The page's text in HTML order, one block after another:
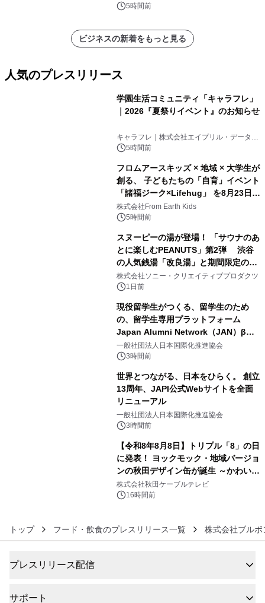
5時間前
ビジネスの新着をもっと見る
人気のプレスリリース
学園生活コミュニティ「キャラフレ」
｜2026『夏祭りイベント』のお知らせ
キャラフレ｜株式会社エイプリル・データ・
デザインズ
5時間前
フロムアースキッズ × 地域 × 大学生が
創る、 子どもたちの「自育」イベント
「諸福ジーク×Lifehug」 を8月23日
(日)開催
株式会社From Earth Kids
5時間前
スヌーピーの湯が登場！ 「サウナのあ
とに楽しむPEANUTS」第2弾 渋谷
の人気銭湯「改良湯」と期間限定のコ
ラボレーション サウナイキタイコラ
ボグッズも発売決定！
株式会社ソニー・クリエイティブプロダクツ
1日前
現役留学生がつくる、留学生のため
の、留学生専用プラットフォーム
Japan Alumni Network（JAN）β版
をリリース
一般社団法人日本国際化推進協会
3時間前
世界とつながる、日本をひらく。 創立
13周年、JAPI公式Webサイトを全面
リニューアル
一般社団法人日本国際化推進協会
3時間前
【令和8年8月8日】トリプル「8」の日
に発表！ ヨックモック・地域バージョ
ンの秋田デザイン缶が誕生 ～かわいい
秋田犬の子犬と秋田の四季と名所を巡
るパッケージ～ 9月1日(火)秋田県内で
株式会社秋田ケーブルテレビ
16時間前
トップ フード・飲食のプレスリリース一覧 株式会社ブルボ
プレスリリース配信
サポート